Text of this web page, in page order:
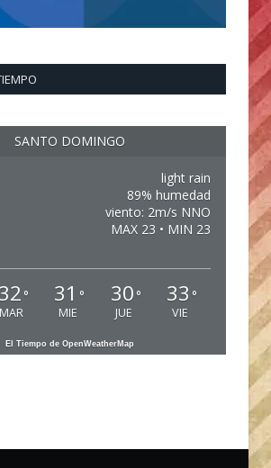
SANTO DOMINGO
light rain
89% humedad
viento: 2m/s NNO
MAX 23 • MIN 23
32 °
MAR
31 °
MIE
30 °
JUE
33 °
VIE
El Tiempo de OpenWeatherMap